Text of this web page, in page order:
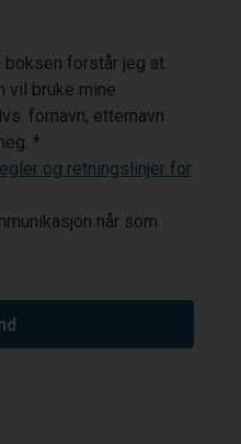
boksen forstår jeg at
vil bruke mine
fornavn, etternavn
*
og retningslinjer for
når som